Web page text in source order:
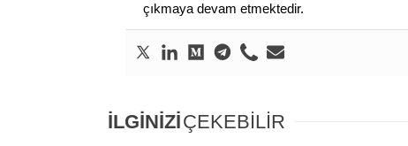
çıkmaya devam etmektedir.
İLGİNİZİÇEKEBİLİR